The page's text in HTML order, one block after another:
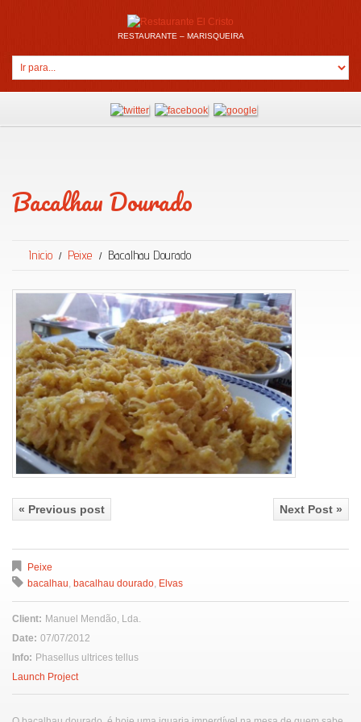
RESTAURANTE – MARISQUEIRA
Bacalhau Dourado
Inicio Peixe Bacalhau Dourado
« Previous post Next Post »
Peixe
bacalhau, bacalhau dourado, Elvas
Client: Manuel Mendão, Lda.
Date: 07/07/2012
Info: Phasellus ultrices tellus
Launch Project